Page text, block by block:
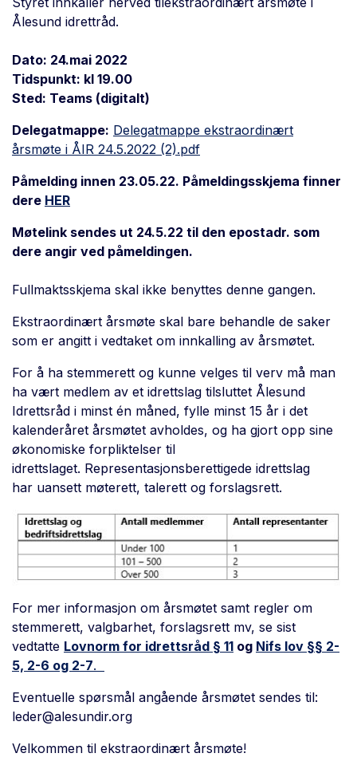
Ålesund idrettråd.
Dato: 24.mai 2022
Tidspunkt: kl 19.00
Sted: Teams (digitalt)
Delegatmappe: Delegatmappe ekstraordinært
årsmøte i ÅIR 24.5.2022 (2).pdf
Påmelding innen 23.05.22. Påmeldingsskjema finner
dere HER
Møtelink sendes ut 24.5.22 til den epostadr. som
dere angir ved påmeldingen.
Fullmaktsskjema skal ikke benyttes denne gangen.
Ekstraordinært årsmøte skal bare behandle de saker
som er angitt i vedtaket om innkalling av årsmøtet.
For å ha stemmerett og kunne velges til verv må man
ha vært medlem av et idrettslag tilsluttet Ålesund
Idrettsråd i minst én måned, fylle minst 15 år i det
kalenderåret årsmøtet avholdes, og ha gjort opp sine
økonomiske forpliktelser til
idrettslaget. Representasjonsberettigede idrettslag
har uansett møterett, talerett og forslagsrett.
For mer informasjon om årsmøtet samt regler om
stemmerett, valgbarhet, forslagsrett mv, se sist
vedtatte Lovnorm for idrettsråd § 11 og Nifs lov §§ 2-
5, 2-6 og 2-7.
Eventuelle spørsmål angående årsmøtet sendes til:
leder@alesundir.org
Velkommen til ekstraordinært årsmøte!